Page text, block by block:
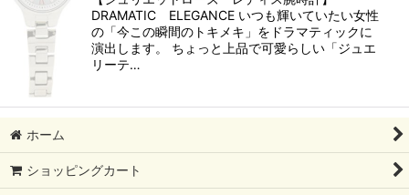
DRAMATIC ELEGANCE いつも輝いていたい女性
の「今この瞬間のトキメキ」をドラマティックに
演出します。 ちょっと上品で可愛らしい「ジュエ
リーテ…
ホーム
ショッピングカート